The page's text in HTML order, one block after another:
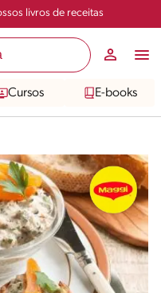
livros de receitas
Cursos E-books
Compartilhar